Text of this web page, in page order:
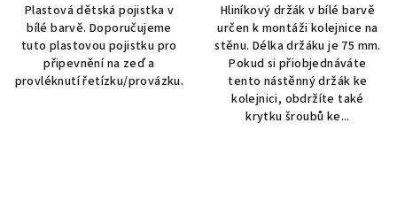
Plastová dětská pojistka v
bílé barvě. Doporučujeme
tuto plastovou pojistku pro
připevnění na zeď a
provléknutí řetízku/provázku.
Hliníkový držák v bílé barvě
určen k montáži kolejnice na
stěnu. Délka držáku je 75 mm.
Pokud si přiobjednáváte
tento nástěnný držák ke
kolejnici, obdržíte také
krytku šroubů ke...